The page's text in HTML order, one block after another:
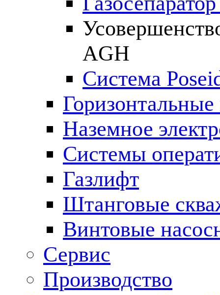
AGH
Система
Наземное
Системы
Газлифт
Штанговые
Винтовые
Сервис
Производство